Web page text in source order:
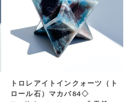
トロレアイトインクォーツ（ト
ロール石）マカバ84◇